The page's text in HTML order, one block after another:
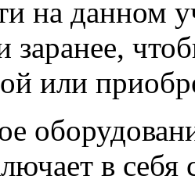
на данном
заранее,
или
в